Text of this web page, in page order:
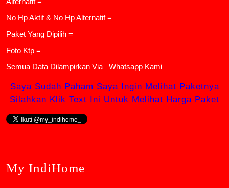
No Hp Aktif & No Hp Alternatif =
Paket Yang Dipilih =
Foto Ktp =
Semua Data Dilampirkan Via
Whatsapp Kami
Saya Sudah Paham Saya Ingin Melihat Paketnya
Silahkan Klik Text Ini Untuk Melihat Harga Paket
My IndiHome